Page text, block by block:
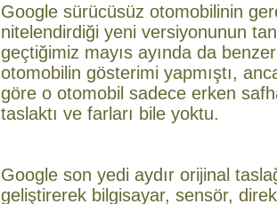
Google sürücüsüz otomobilinin
nitelendirdiği yeni versiyonunun
geçtiğimiz mayıs ayında da
otomobilin gösterimi yapmıştı,
göre o otomobil sadece erken
taslaktı ve farları bile yoktu.
Google son yedi aydır orijinal
geliştirerek bilgisayar, sensör,